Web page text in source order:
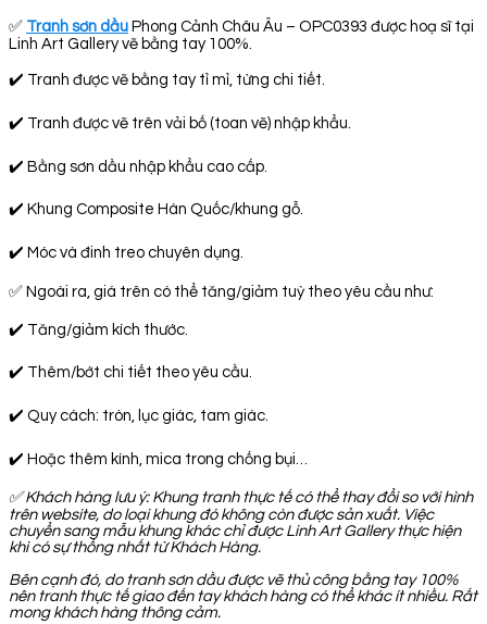
✅ Tranh sơn dầu Phong Cảnh Châu Âu – OPC0393 được hoạ sĩ tại
Linh Art Gallery vẽ bằng tay 100%.
✔️ Tranh được vẽ bằng tay tỉ mỉ, từng chi tiết.
✔️ Tranh được vẽ trên vải bố (toan vẽ) nhập khẩu.
✔️ Bằng sơn dầu nhập khẩu cao cấp.
✔️ Khung Composite Hàn Quốc/khung gỗ.
✔️ Móc và đinh treo chuyên dụng.
✅ Ngoài ra, giá trên có thể tăng/giảm tuỳ theo yêu cầu như:
✔️ Tăng/giảm kích thước.
✔️ Thêm/bớt chi tiết theo yêu cầu.
✔️ Quy cách: tròn, lục giác, tam giác.
✔️ Hoặc thêm kính, mica trong chống bụi…
✅Khách hàng lưu ý: Khung tranh thực tế có thể thay đổi so với hình
trên website, do loại khung đó không còn được sản xuất. Việc
chuyển sang mẫu khung khác chỉ được Linh Art Gallery thực hiện
khi có sự thống nhất từ Khách Hàng.
Bên cạnh đó, do tranh sơn dầu được vẽ thủ công bằng tay 100%
nên tranh thực tế giao đến tay khách hàng có thể khác ít nhiều. Rất
mong khách hàng thông cảm.